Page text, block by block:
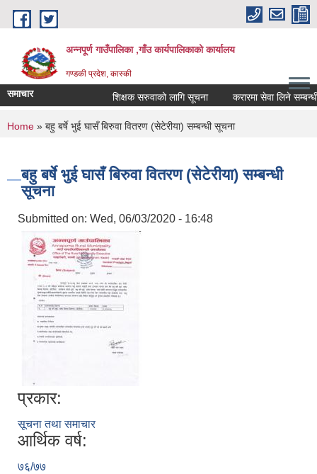
Skip to main content
अन्नपूर्ण गाउँपालिका ,गाँउ कार्यपालिकाको कार्यालय
गण्डकी प्रदेश, कास्की
समाचार शिक्षक सरुवाको लागि सूचना करारमा सेवा लिने सम्बन्धी
You are here
Home » बहु बर्षे भुई घासँ बिरुवा वितरण (सेटेरीया) सम्बन्धी सूचना
बहु बर्षे भुई घासँ बिरुवा वितरण (सेटेरीया) सम्बन्धी
सूचना
Submitted on: Wed, 06/03/2020 - 16:48
प्रकार:
सूचना तथा समाचार
आर्थिक वर्ष:
७६/७७